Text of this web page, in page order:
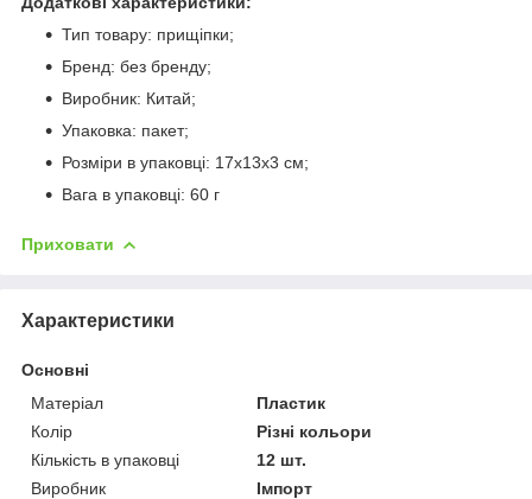
Тип товару: прищіпки;
Бренд: без бренду;
Виробник: Китай;
Упаковка: пакет;
Розміри в упаковці: 17х13х3 см;
Вага в упаковці: 60 г
Приховати
Характеристики
Основні
Матеріал
Пластик
Колір
Різні кольори
Кількість в упаковці
12 шт.
Виробник
Імпорт